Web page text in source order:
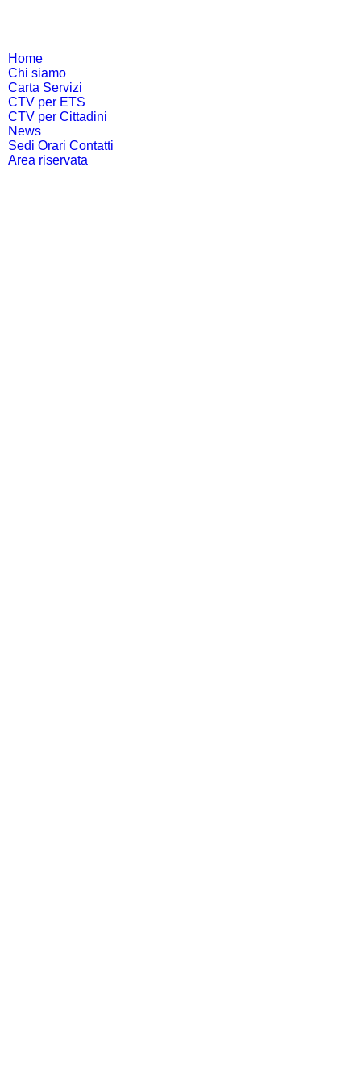
Home
Chi siamo
Carta Servizi
CTV per ETS
CTV per Cittadini
News
Sedi Orari Contatti
Area riservata